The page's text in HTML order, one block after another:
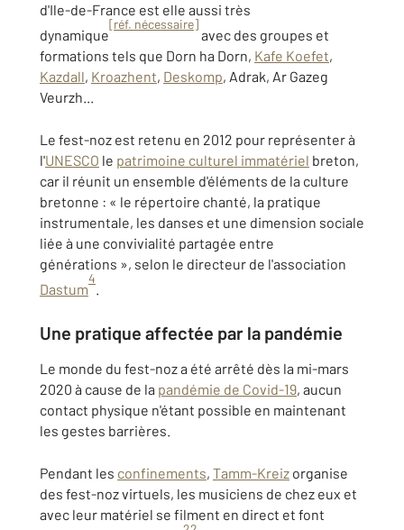
d'Ile-de-France est elle aussi très
dynamique
[réf. nécessaire]
avec des groupes et
formations tels que Dorn ha Dorn, Kafe Koefet,
Kazdall, Kroazhent, Deskomp, Adrak, Ar Gazeg
Veurzh...
Le fest-noz est retenu en 2012 pour représenter à
l'UNESCO le patrimoine culturel immatériel breton,
car il réunit un ensemble d'éléments de la culture
bretonne : « le répertoire chanté, la pratique
instrumentale, les danses et une dimension sociale
liée à une convivialité partagée entre
générations », selon le directeur de l'association
Dastum
4
.
Une pratique affectée par la pandémie
Le monde du fest-noz a été arrêté dès la mi-mars
2020 à cause de la pandémie de Covid-19, aucun
contact physique n'étant possible en maintenant
les gestes barrières.
Pendant les confinements, Tamm-Kreiz organise
des fest-noz virtuels, les musiciens de chez eux et
avec leur matériel se filment en direct et font